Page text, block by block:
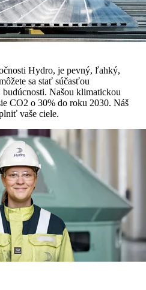
Hydro, je pevný, ľahký,
sa stať súčasťou
Našou klimatickou
CO2 o 30% do roku 2030. Náš
vaše ciele.